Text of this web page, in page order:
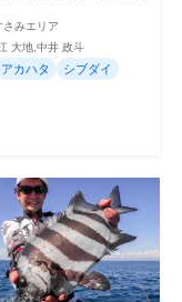
みエリア
大地,中井 政斗
アカハタ シブダイ